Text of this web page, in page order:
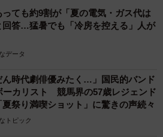
ても約9割が「夏の電気・ガス代は
回答…猛暑でも「冷房を控える」人が
データ
ん時代劇俳優みたく…」国民的バンド
ーカリスト 競馬界の57歳レジェンド
夏祭り満喫ショット」に驚きの声続々
トピック